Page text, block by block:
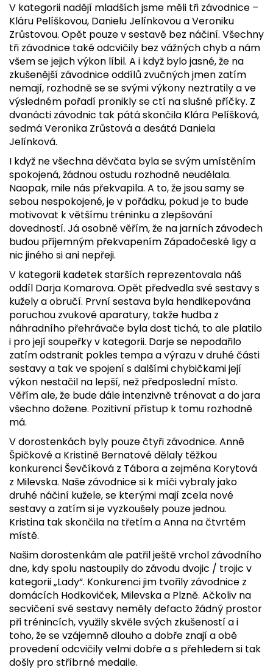
V kategorii nadějí mladších jsme měli tři závodnice –
Kláru Pelíškovou, Danielu Jelínkovou a Veroniku
Zrůstovou. Opět pouze v sestavě bez náčiní. Všechny
tři závodnice také odcvičily bez vážných chyb a nám
všem se jejich výkon líbil. A i když bylo jasné, že na
zkušenější závodnice oddílů zvučných jmen zatím
nemají, rozhodně se se svými výkony neztratily a ve
výsledném pořadí pronikly se ctí na slušné příčky. Z
dvanácti závodnic tak pátá skončila Klára Pelíšková,
sedmá Veronika Zrůstová a desátá Daniela
Jelínková.
I když ne všechna děvčata byla se svým umístěním
spokojená, žádnou ostudu rozhodně neudělala.
Naopak, mile nás překvapila. A to, že jsou samy se
sebou nespokojené, je v pořádku, pokud je to bude
motivovat k většímu tréninku a zlepšování
dovedností. Já osobně věřím, že na jarních závodech
budou příjemným překvapením Západočeské ligy a
nic jiného si ani nepřeji.
V kategorii kadetek starších reprezentovala náš
oddíl Darja Komarova. Opět předvedla své sestavy s
kužely a obručí. První sestava byla hendikepována
poruchou zvukové aparatury, takže hudba z
náhradního přehrávače byla dost tichá, to ale platilo
i pro její soupeřky v kategorii. Darje se nepodařilo
zatím odstranit pokles tempa a výrazu v druhé části
sestavy a tak ve spojení s dalšími chybičkami její
výkon nestačil na lepší, než předposlední místo.
Věřím ale, že bude dále intenzivně trénovat a do jara
všechno dožene. Pozitivní přístup k tomu rozhodně
má.
V dorostenkách byly pouze čtyři závodnice. Anně
Špičkové a Kristině Bernatové dělaly těžkou
konkurenci Ševčíková z Tábora a zejména Korytová
z Milevska. Naše závodnice si k míči vybraly jako
druhé náčiní kužele, se kterými mají zcela nové
sestavy a zatím si je vyzkoušely pouze jednou.
Kristina tak skončila na třetím a Anna na čtvrtém
místě.
Našim dorostenkám ale patřil ještě vrchol závodního
dne, kdy spolu nastoupily do závodu dvojic / trojic v
kategorii „Lady“. Konkurenci jim tvořily závodnice z
domácích Hodkoviček, Milevska a Plzně. Ačkoliv na
secvičení své sestavy neměly defacto žádný prostor
při trénincích, využily skvěle svých zkušeností a i
toho, že se vzájemně dlouho a dobře znají a obě
provedení odcvičily velmi dobře a s přehledem si tak
došly pro stříbrné medaile.